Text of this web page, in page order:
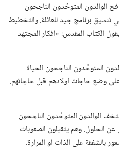
الوالدون المتوحِّدون الناجحون
برنامج جيد للعائلة.‏ والتخطيط
الكتاب المقدس:‏ «افكار المجتهد
المتوحِّدون الناجحون الحياة
على وضع حاجات اولادهم قبل حاجاتهم.‏
الوالدون المتوحِّدون الناجحون
عن الحلول.‏ وهم يتقبلون الصعوبات
بالشفقة على الذات او المرارة.‏